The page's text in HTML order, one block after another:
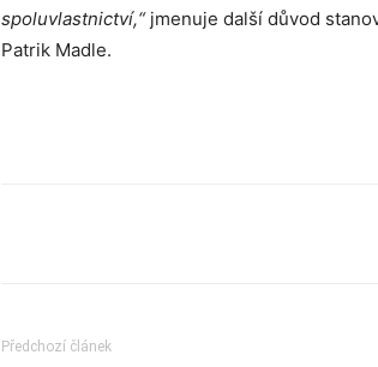
spoluvlastnictví,“jmenuje další důvod
Patrik Madle.
Předchozí článek